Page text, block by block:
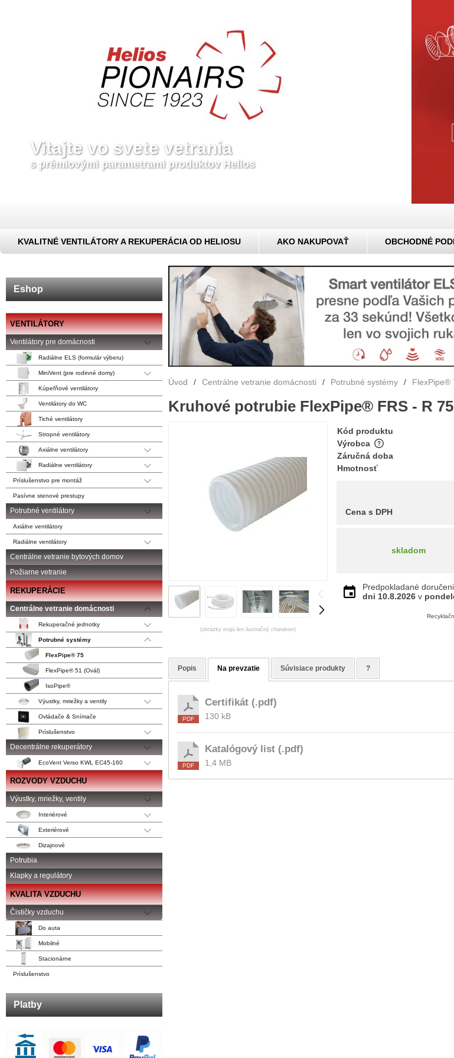
Vitajte vo svete vetrania
s prémiovými parametrami produktov Helios
KVALITNÉ VENTILÁTORY A REKUPERÁCIA OD HELIOSU AKO NAKUPOVAŤ OBCHODNÉ
Eshop
VENTILÁTORY
Ventilátory pre domácnosti
Radiálne ELS (formulár výberu)
MiniVent (pre rodinné domy)
Kúpeľňové ventilátory
Ventilátory do WC
Tiché ventilátory
Stropné ventilátory
Axiálne ventilátory
Radiálne ventilátory
Príslušenstvo pre montáž
Pasívne stenové prestupy
Potrubné ventilátory
Axiálne ventilátory
Radiálne ventilátory
Centrálne vetranie bytových domov
Požiarne vetranie
REKUPERÁCIE
Centrálne vetranie domácnosti
Rekuperačné jednotky
Potrubné systémy
FlexPipe® 75
FlexPipe® 51 (Ovál)
IsoPipe®
Výustky, mriežky a ventily
Ovládače & Snímače
Príslušenstvo
Decentrálne rekuperátory
EcoVent Verso KWL EC45-160
ROZVODY VZDUCHU
Výustky, mriežky, ventily
Interiérové
Exteriérové
Dizajnové
Potrubia
Klapky a regulátory
KVALITA VZDUCHU
Čističky vzduchu
Do auta
Mobilné
Stacionárne
Príslušenstvo
Platby
Úvod / Centrálne vetranie domácnosti / Potrubné systémy / FlexPipe®
Kruhové potrubie FlexPipe® FRS - R
(obrázky majú len ilustračný charakter)
Kód produktu
Výrobca
Záručná doba
Hmotnosť
Cena s DPH
skladom
Predpokladané
dni 10.8.2026 v
Popis Na prevzatie Súvisiace produkty ?
Certifikát (.pdf)
130 kB
Katalógový list (.pdf)
1,4 MB